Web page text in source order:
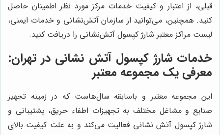
قبلی، از اعتبار و کیفیت خدمات مرکز مورد نظر اطمینان حاصل
کنید. همچنین، می‌توانید از سازمان آتش‌نشانی و خدمات ایمنی،
لیست مراکز معتبر شارژ کپسول آتش‌نشانی را دریافت کنید.
خدمات شارژ کپسول آتش نشانی در تهران:
معرفی یک مجموعه معتبر
این مجموعه معتبر و باسابقه سال‌هاست که در زمینه تجهیز
صنایع و مشاغل مختلف به تجهیزات اطفاء حریق، پشتیبانی و
شارژ کپسول آتش نشانی فعالیت می‌کند و به علت کیفیت بالای